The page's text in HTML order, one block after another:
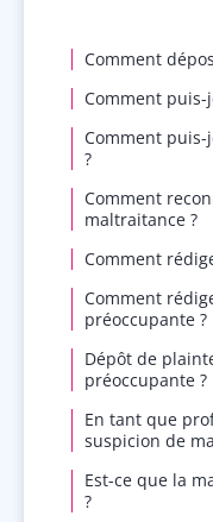
Comment
Comment
Comment
?
Comment
maltraitance ?
Comment
Comment
préoccupante ?
Dépôt de
préoccupante ?
En tant que
suspicion de
Est-ce que la
?